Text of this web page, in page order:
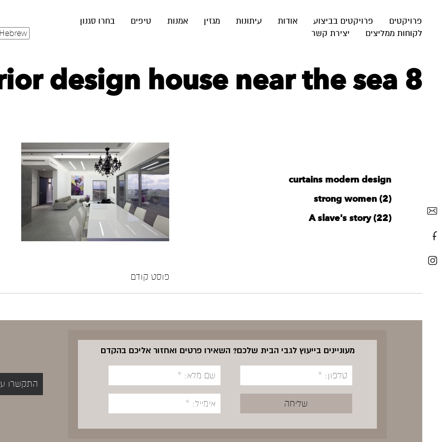
פרויקטים פרויקטים בביצוע אודות עיתונות מגזין אמנות טיפים
בחרו סגנון
לקוחות ממליצים
יצירת קשר
design house near the sea 8
curtains modern design
strong women (2)
A slave's story (22)
פוסט קודם
מעוניינים בייעוץ לגבי הבית שלכם? השאירו פרטים ואחזור אליכם בהקדם
התקשרו עכשיו